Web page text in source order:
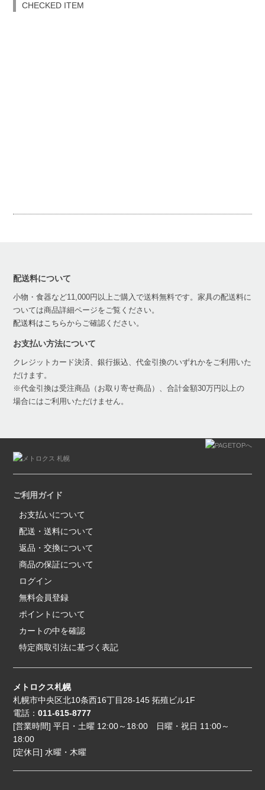
CHECKED ITEM
配送料について
小物・食器など11,000円以上ご購入で送料無料です。家具の配送料に
ついては商品詳細ページをご覧ください。
配送料はこちらからご確認ください。
お支払い方法について
クレジットカード決済、銀行振込、代金引換のいずれかをご利用いた
だけます。
※代金引換は受注商品（お取り寄せ商品）、合計金額30万円以上の
場合にはご利用いただけません。
ご利用ガイド
お支払いについて
配送・送料について
返品・交換について
商品の保証について
ログイン
無料会員登録
ポイントについて
カートの中を確認
特定商取引法に基づく表記
メトロクス札幌
札幌市中央区北10条西16丁目28-145 拓殖ビル1F
電話：011-615-8777
[営業時間] 平日・土曜 12:00～18:00 日曜・祝日 11:00～
18:00
[定休日] 水曜・木曜